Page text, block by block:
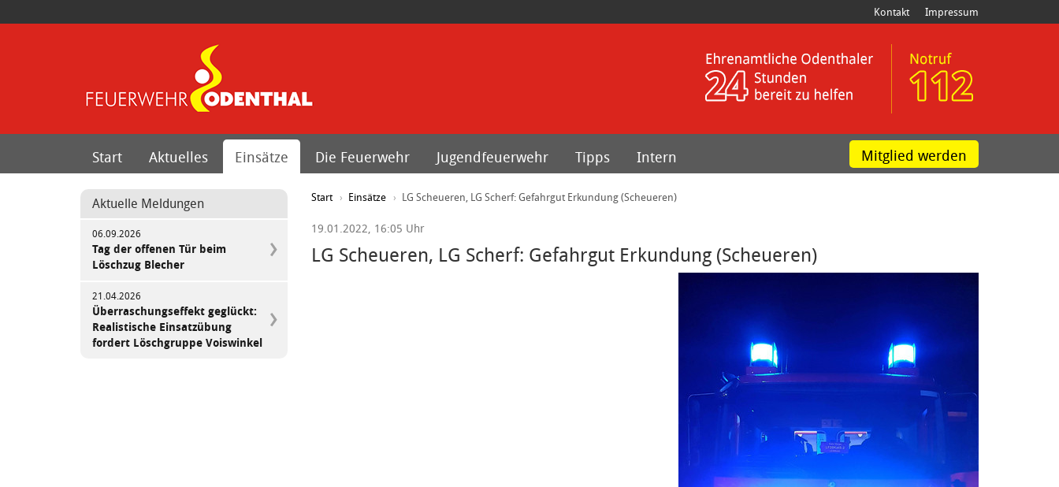
Kontakt Impressum
Start Aktuelles Einsätze Die Feuerwehr Jugendfeuerwehr Tipps Intern Mitglied werden
Start Einsätze LG Scheueren, LG Scherf: Gefahrgut Erkundung (Scheueren)
19.01.2022, 16:05 Uhr
LG Scheueren, LG Scherf: Gefahrgut Erkundung (Scheueren)
Aktuelle Meldungen
06.09.2026
Tag der offenen Tür beim
Löschzug Blecher
21.04.2026
Überraschungseffekt geglückt:
Realistische Einsatzübung
fordert Löschgruppe Voiswinkel